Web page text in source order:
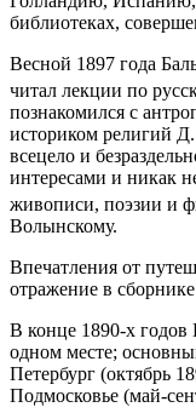
библиотеках,
Весной 1897 года
читал лекции по
познакомился с
историком религий
всецело и
интересами и никак
живописи, поэзии и
Волынскому.
Впечатления от
отражение в
В конце 1890-х годов
одном месте;
Петербург (октябрь
Подмосковье (май-